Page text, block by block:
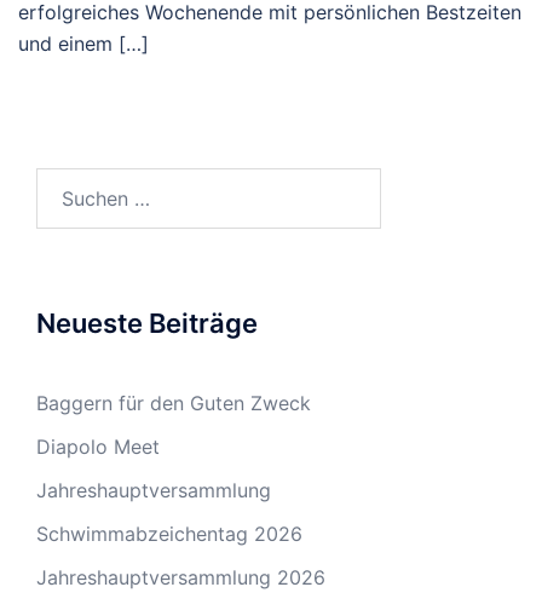
erfolgreiches Wochenende mit persönlichen Bestzeiten
und einem […]
Neueste Beiträge
Baggern für den Guten Zweck
Diapolo Meet
Jahreshauptversammlung
Schwimmabzeichentag 2026
Jahreshauptversammlung 2026